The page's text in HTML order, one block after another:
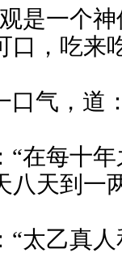
是一个
口，吃来
气，道
在每十
八天到一
太乙真人